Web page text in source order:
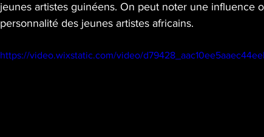
jeunes artistes guinéens. On peut noter une influence
personnalité des jeunes artistes africains.
https://video.wixstatic.com/video/